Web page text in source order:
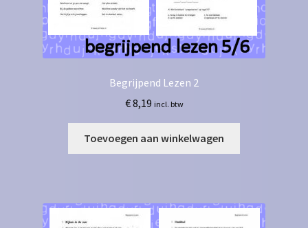
Begrijpend Lezen 2
€8,19 incl. btw
Toevoegen aan winkelwagen